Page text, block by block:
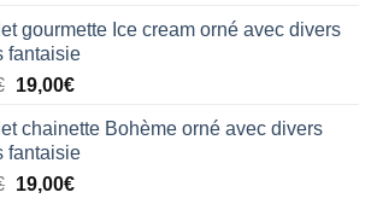
initial
était :
38,00€.
actuel
est :
19,00€.
gourmette Ice cream orné avec divers
fantaisie
Le
initial
était :
38,00€.
19,00€Le
actuel
est :
19,00€.
chainette Bohème orné avec divers
fantaisie
Le
19,00€Le